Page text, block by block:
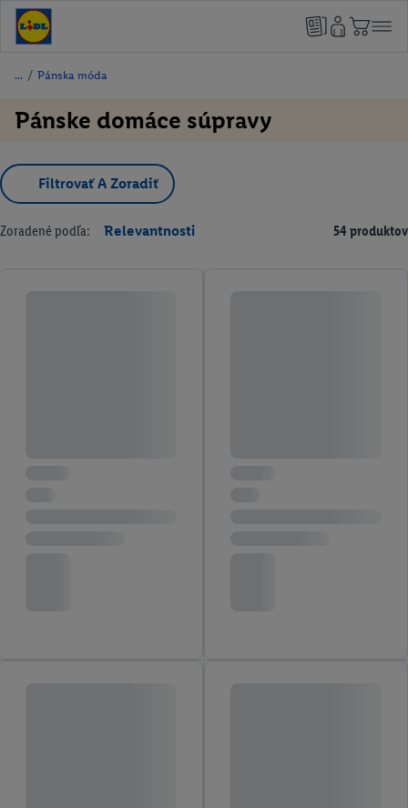
/ Pánska móda
Pánske domáce súpravy
Filtrovať A Zoradiť
Zoradené podľa: Relevantnosti 54 produktov